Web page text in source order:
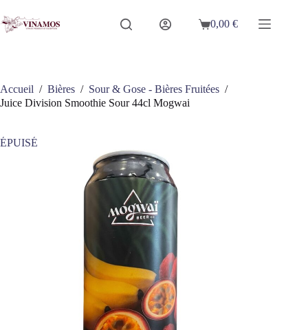
au
contenu
Panier
0,00€
Accueil / Bières / Sour & Gose - Bières Fruitées /
Juice Division Smoothie Sour 44cl Mogwai
ÉPUISÉ